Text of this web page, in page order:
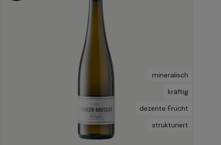
mineralisch
kräftig
dezente Frucht
strukturiert